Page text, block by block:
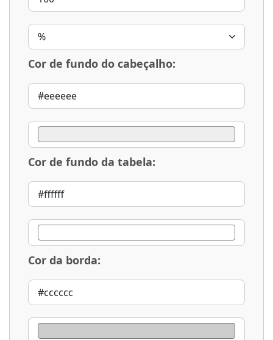
Cor de fundo do cabeçalho:
Cor de fundo da tabela:
Cor da borda: